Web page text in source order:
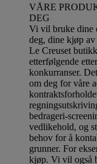
VÅRE
DEG
Vi vil bruke dine
deg, dine kjøp
Le Creuset
etterfølgende
konkurranser.
om deg for våre
bedrageri-
vedlikehold, og
behov for å
grunner. For
kjøp. Vi vil også